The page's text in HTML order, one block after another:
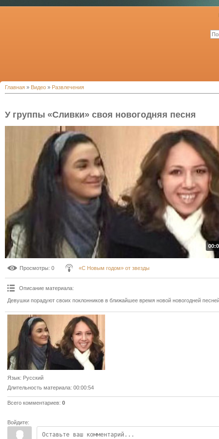
Главная » Видео » Развлечения
У группы «Сливки» своя новогодняя песня
Просмотры: 0 «С Новым годом» от звезды
Описание материала:
Девушки порадуют своих поклонников в ближайшее время новой новогодней
Язык: Русский
Длительность материала: 00:00:54
Всего комментариев: 0
Войдите: